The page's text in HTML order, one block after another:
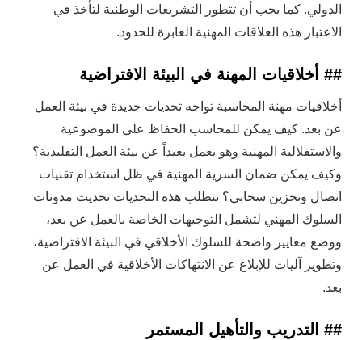
الدولي. كما يجب أن تتطور التشريعات الوطنية لتأخذ في
الاعتبار هذه العلاقات المهنية العابرة للحدود.
## أخلاقيات المهنة في البيئة الافتراضية
أخلاقيات مهنة المحاسبة تواجه تحديات جديدة في بيئة العمل
عن بعد. كيف يمكن للمحاسب الحفاظ على الموضوعية
والاستقلالية المهنية وهو يعمل بعيداً عن بيئة العمل التقليدية؟
وكيف يمكن ضمان السرية المهنية في ظل استخدام تقنيات
اتصال وتخزين سحابي؟ تتطلب هذه التحديات تحديث مدونات
السلوك المهني لتشمل التوجيهات الخاصة بالعمل عن بعد،
ووضع معايير واضحة للسلوك الأخلاقي في البيئة الافتراضية،
وتطوير آليات للإبلاغ عن الانتهاكات الأخلاقية في العمل عن
بعد.
## التدريب والتأهيل المستمر